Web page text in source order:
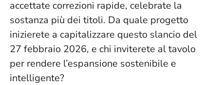
accettate correzioni rapide, celebrate la
sostanza più dei titoli. Da quale progetto
inizierete a capitalizzare questo slancio del
27 febbraio 2026, e chi inviterete al tavolo
per rendere l’espansione sostenibile e
intelligente?